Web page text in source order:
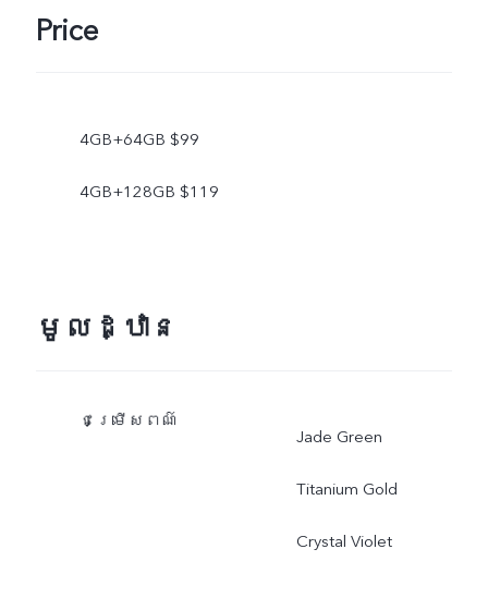
Price
4GB+64GB $99
4GB+128GB $119
មូលដ្ឋាន
ជម្រើសពណ៌
Jade Green
Titanium Gold
Crystal Violet